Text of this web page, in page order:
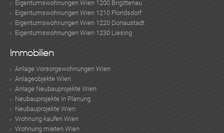
Eigentumswohnungen Wien 1200 Brigittenau
Eigentumswohnungen Wien 1210 Floridsdorf
Eigentumswohnungen Wien 1220 Donaustadt
Eigentumswohnungen Wien 1230 Liesing
Immobilien
Anlage Vorsorgewohnungen Wien
Anlageobjekte Wien
Anlage Neubauprojekte Wien
Neubauprojekte in Planung
Neubauprojekte Wien
Wohnung kaufen Wien
Wohnung mieten Wien